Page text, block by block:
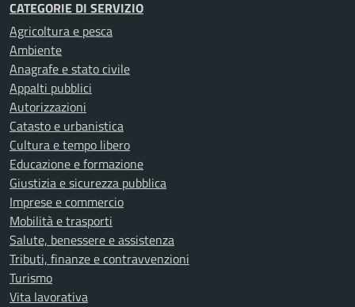
CATEGORIE DI SERVIZIO
Agricoltura e pesca
Ambiente
Anagrafe e stato civile
Appalti pubblici
Autorizzazioni
Catasto e urbanistica
Cultura e tempo libero
Educazione e formazione
Giustizia e sicurezza pubblica
Imprese e commercio
Mobilità e trasporti
Salute, benessere e assistenza
Tributi, finanze e contravvenzioni
Turismo
Vita lavorativa